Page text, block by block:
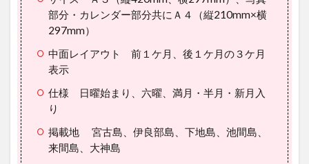
部分・カレンダー部分共にＡ４（縦210mm×横
297mm）
中面レイアウト 前１ケ月、後１ケ月の３ケ月
表示
仕様 日曜始まり、六曜、満月・半月・新月入
り
掲載地 宮古島、伊良部島、下地島、池間島、
来間島、大神島